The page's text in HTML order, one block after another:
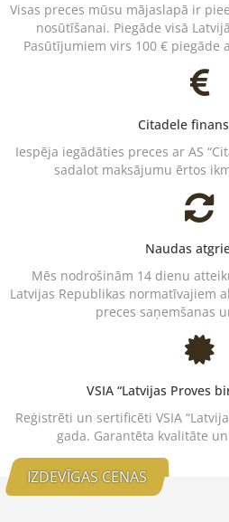
Visas preces mūsu mājaslapā ir
nosūtīšanai. Piegāde visā
Pasūtījumiem virs 100 € piegāde
Citadele
Iespēja iegādāties preces ar AS
sadalot maksājumu ērtos
Naudas
Mēs nodrošinām 14 dienu
Latvijas Republikas normatīvajiem
preces saņemšanas
VSIA “Latvijas Proves
Reģistrēti un sertificēti VSIA
gada. Garantēta kvalitāte
IZDEVĪGAS CENAS